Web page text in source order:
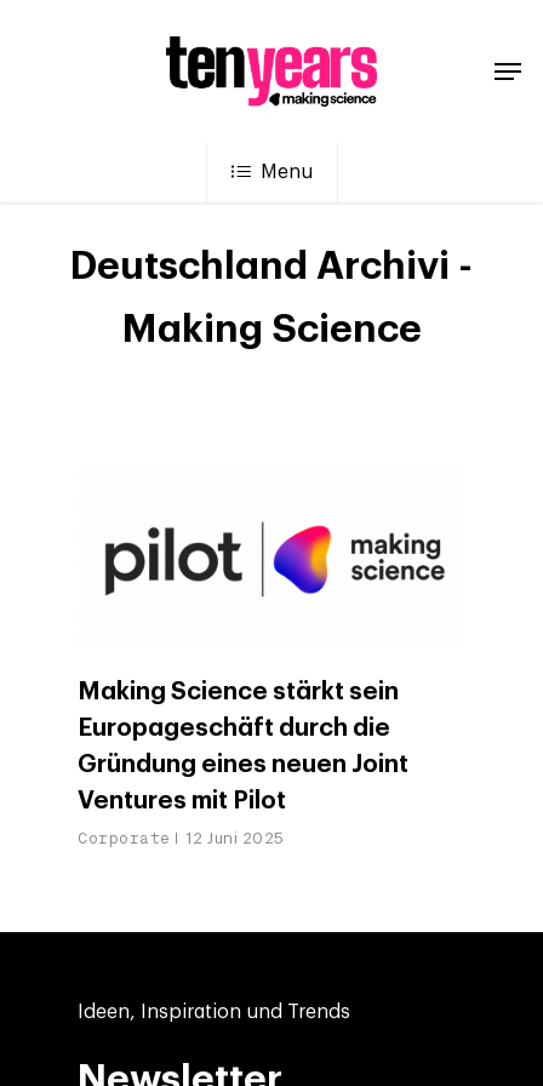
Menu
Deutschland Archivi -
Making Science
Making Science stärkt sein
Europageschäft durch die
Gründung eines neuen Joint
Ventures mit Pilot
Corporate 12 Juni 2025
Ideen, Inspiration und Trends